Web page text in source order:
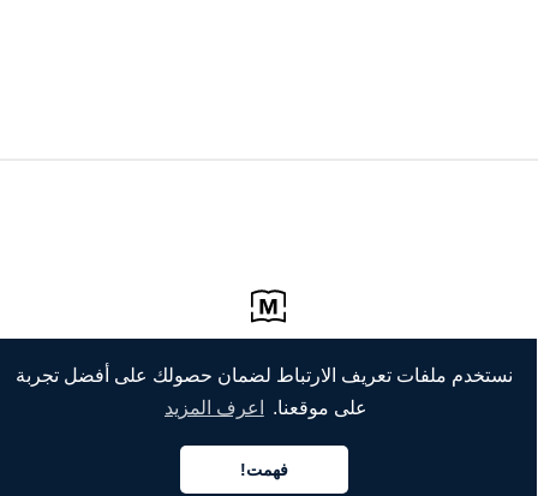
نستخدم ملفات تعريف الارتباط لضمان حصولك على أفضل تجربة
على موقعنا.
اعرف المزيد
فهمت!
العربية